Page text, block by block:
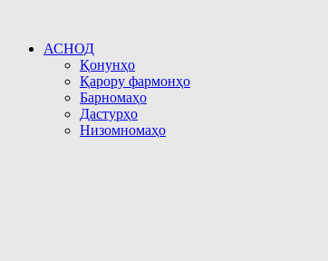
АСНОД
Қонунҳо
Қарору фармонҳо
Барномаҳо
Дастурҳо
Низомномаҳо